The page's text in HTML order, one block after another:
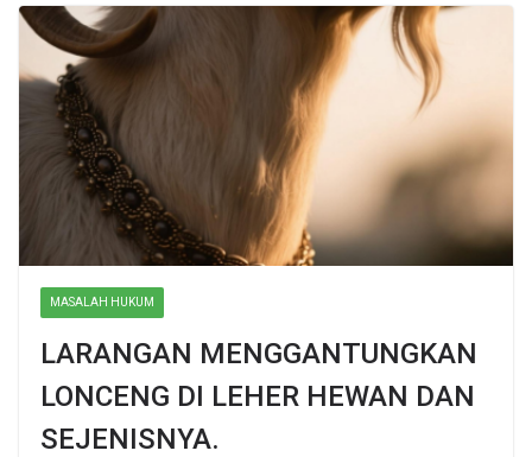
MASALAH HUKUM
LARANGAN MENGGANTUNGKAN
LONCENG DI LEHER HEWAN DAN
SEJENISNYA.